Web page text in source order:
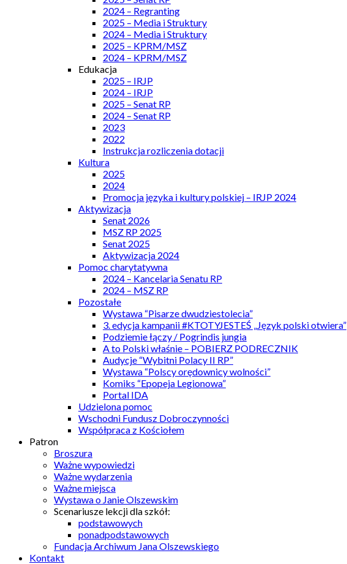
2024 – Regranting
2025 – Media i Struktury
2024 – Media i Struktury
2025 – KPRM/MSZ
2024 – KPRM/MSZ
Edukacja
2025 – IRJP
2024 – IRJP
2025 – Senat RP
2024 – Senat RP
2023
2022
Instrukcja rozliczenia dotacji
Kultura
2025
2024
Promocja języka i kultury polskiej – IRJP 2024
Aktywizacja
Senat 2026
MSZ RP 2025
Senat 2025
Aktywizacja 2024
Pomoc charytatywna
2024 – Kancelaria Senatu RP
2024 – MSZ RP
Pozostałe
Wystawa “Pisarze dwudziestolecia”
3. edycja kampanii #KTOTYJESTEŚ „Język polski otwiera”
Podziemie łączy / Pogrindis jungia
A to Polski właśnie – POBIERZ PODRECZNIK
Audycje “Wybitni Polacy II RP”
Wystawa “Polscy orędownicy wolności”
Komiks “Epopeja Legionowa”
Portal IDA
Udzielona pomoc
Wschodni Fundusz Dobroczynności
Współpraca z Kościołem
Patron
Broszura
Ważne wypowiedzi
Ważne wydarzenia
Ważne miejsca
Wystawa o Janie Olszewskim
Scenariusze lekcji dla szkół:
podstawowych
ponadpodstawowych
Fundacja Archiwum Jana Olszewskiego
Kontakt